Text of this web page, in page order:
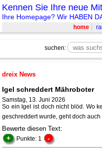
Kennen Sie Ihre neue
Ihre Homepage? Wir HABEN
home
suchen:
dreix News
Igel schreddert Mähroboter
Samstag, 13. Juni 2026
So ein Igel ist doch nicht blöd. Wo
geschreddert wurde, geht doch
Bewerte diesen Text:
+ Punkte: 1 -